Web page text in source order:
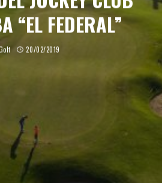
“EL FEDERAL”
20/02/2019